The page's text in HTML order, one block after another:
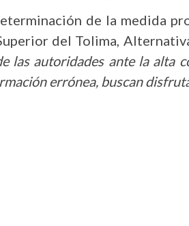
de la medida
del Tolima,
las autoridades ante la alta
errónea, buscan